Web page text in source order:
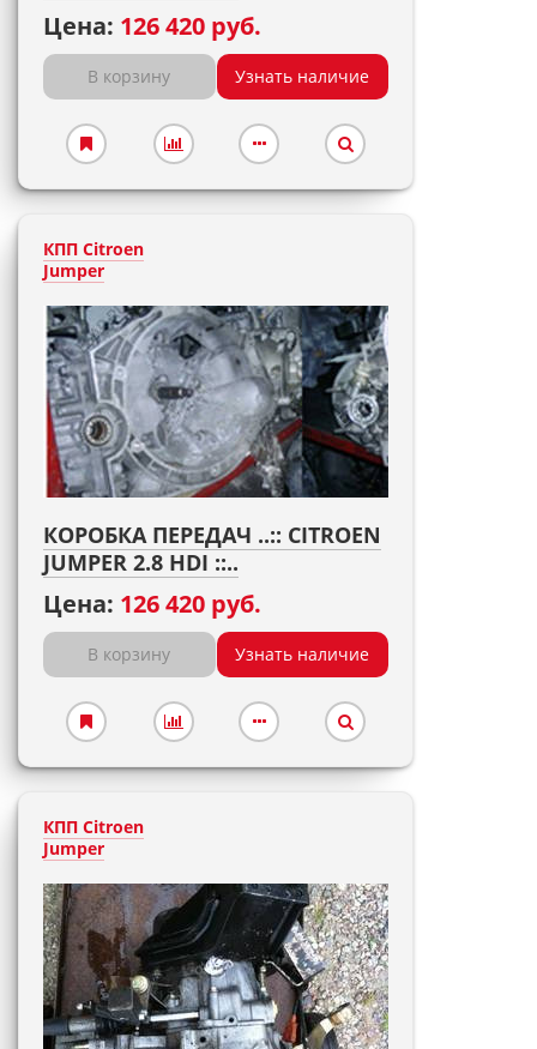
Цена: 126 420 руб.
В корзину Узнать наличие
КПП Citroen
Jumper
КОРОБКА ПЕРЕДАЧ ..:: CITROEN
JUMPER 2.8 HDI ::..
Цена: 126 420 руб.
В корзину Узнать наличие
КПП Citroen
Jumper